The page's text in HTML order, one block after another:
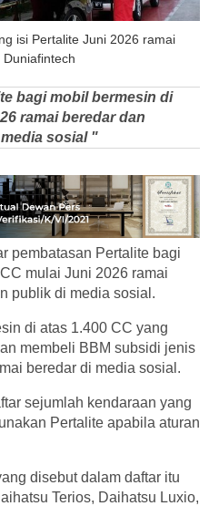
isi Pertalite Juni 2026 ramai
bagi mobil bermesin di
ramai beredar dan
sosial "
pembatasan Pertalite bagi
mulai Juni 2026 ramai
publik di media sosial.
di atas 1.400 CC yang
membeli BBM subsidi jenis
beredar di media sosial.
sejumlah kendaraan yang
Pertalite apabila aturan
disebut dalam daftar itu
Terios, Daihatsu Luxio,